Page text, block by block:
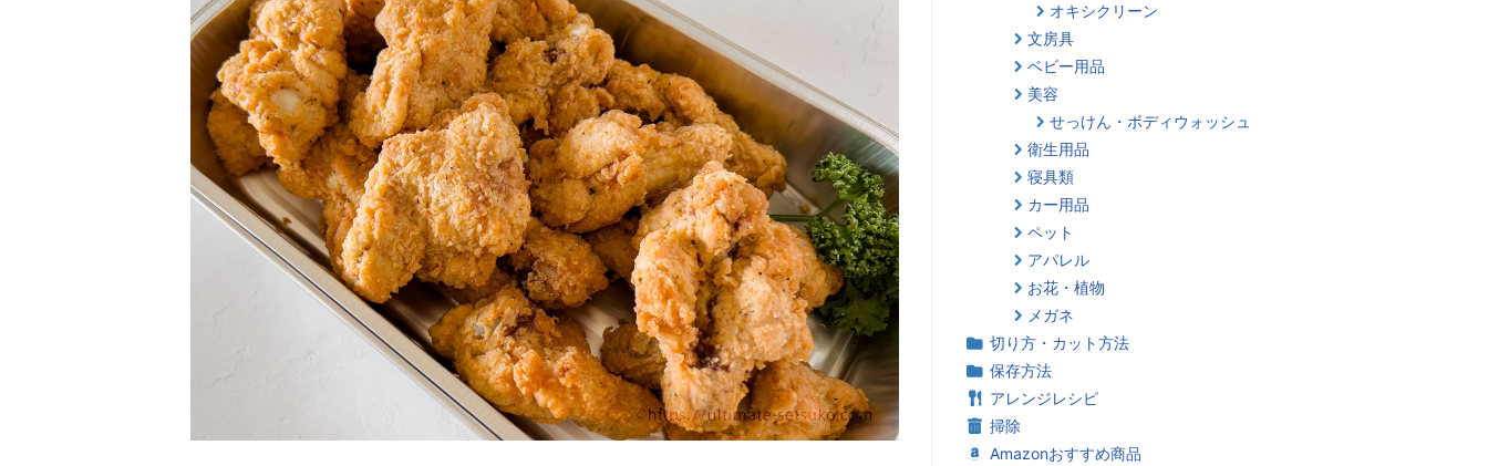
オキシクリーン
文房具
ベビー用品
美容
せっけん・ボディウォッシュ
衛生用品
寝具類
カー用品
ペット
アパレル
お花・植物
メガネ
切り方・カット方法
保存方法
アレンジレシピ
掃除
Amazonおすすめ商品